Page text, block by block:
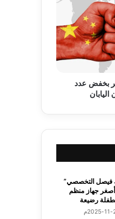
بخفض عدد
فيصل التخصصي”
جهاز منظم
رضيعة